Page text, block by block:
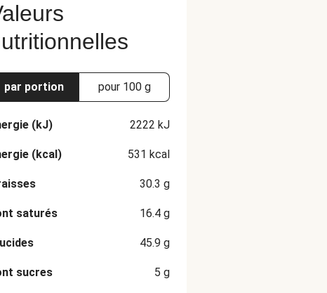
par portion pour 100 g
(kJ) 2222 kJ
(kcal) 531 kcal
30.3 g
saturés 16.4 g
45.9 g
sucres 5 g